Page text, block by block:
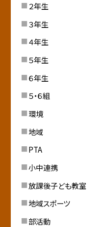
２年生
３年生
４年生
５年生
６年生
５・６組
環境
地域
PTA
小中連携
放課後子ども教室
地域スポーツ
部活動